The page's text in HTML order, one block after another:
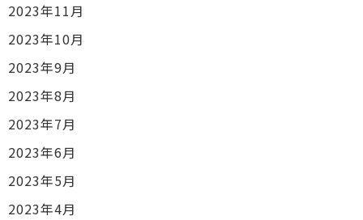
2023年11月
2023年10月
2023年9月
2023年8月
2023年7月
2023年6月
2023年5月
2023年4月